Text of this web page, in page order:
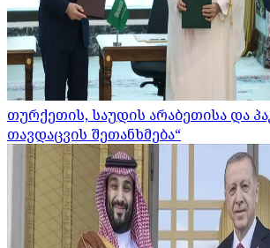
თურქეთის, საუდის არაბეთისა და
თავდაცვის შეთანხმება“